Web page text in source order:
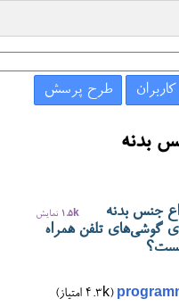
کاربران طرح پرسش
بدنه
1.5k نمایش
جنس بدنه
گوشی‌های تلفن همراه
(
4.3k امتیاز)